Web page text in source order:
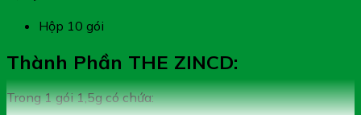
Hộp 10 gói
Thành Phần THE ZINCD:
Trong 1 gói 1,5g có chứa: